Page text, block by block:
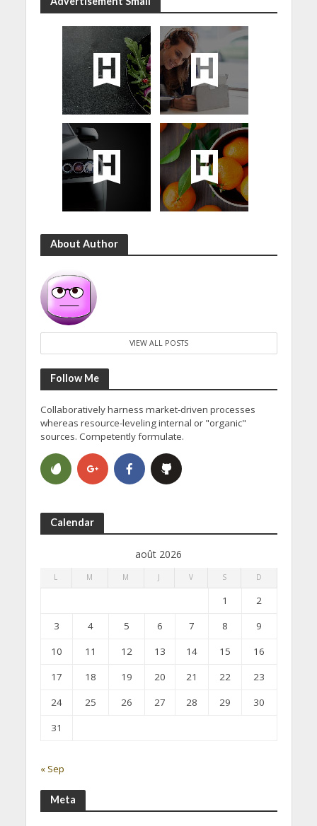
About Author
VIEW ALL POSTS
Follow Me
Collaboratively harness market-driven processes
whereas resource-leveling internal or "organic"
sources. Competently formulate.
Calendar
août 2026
L M M J V S D
1
2
3
4 5 6 7 8
9
10
11 12 13 14 15
16
17
18 19 20 21 22
23
24
25 26 27 28 29
30
31
« Sep
Meta